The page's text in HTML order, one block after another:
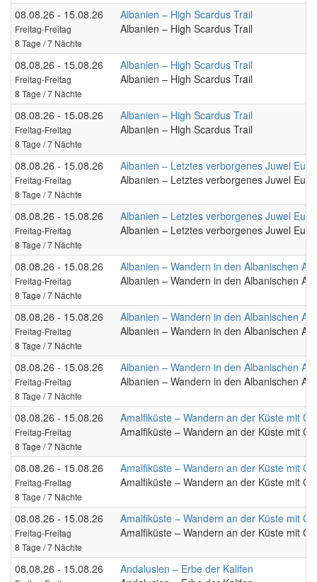
08.08.26 - 15.08.26
Freitag-Freitag
8 Tage / 7 Nächte
Albanien – High Scardus Trail
Albanien – High Scardus Trail
08.08.26 - 15.08.26
Freitag-Freitag
8 Tage / 7 Nächte
Albanien – High Scardus Trail
Albanien – High Scardus Trail
08.08.26 - 15.08.26
Freitag-Freitag
8 Tage / 7 Nächte
Albanien – High Scardus Trail
Albanien – High Scardus Trail
08.08.26 - 15.08.26
Freitag-Freitag
8 Tage / 7 Nächte
Albanien – Letztes verborgenes Juwel
Albanien – Letztes verborgenes Juwel
08.08.26 - 15.08.26
Freitag-Freitag
8 Tage / 7 Nächte
Albanien – Letztes verborgenes Juwel
Albanien – Letztes verborgenes Juwel
08.08.26 - 15.08.26
Freitag-Freitag
8 Tage / 7 Nächte
Albanien – Wandern in den Albanischen
Albanien – Wandern in den Albanischen
08.08.26 - 15.08.26
Freitag-Freitag
8 Tage / 7 Nächte
Albanien – Wandern in den Albanischen
Albanien – Wandern in den Albanischen
08.08.26 - 15.08.26
Freitag-Freitag
8 Tage / 7 Nächte
Albanien – Wandern in den Albanischen
Albanien – Wandern in den Albanischen
08.08.26 - 15.08.26
Freitag-Freitag
8 Tage / 7 Nächte
Amalfiküste – Wandern an der Küste mit
Amalfiküste – Wandern an der Küste mit
08.08.26 - 15.08.26
Freitag-Freitag
8 Tage / 7 Nächte
Amalfiküste – Wandern an der Küste mit
Amalfiküste – Wandern an der Küste mit
08.08.26 - 15.08.26
Freitag-Freitag
8 Tage / 7 Nächte
Amalfiküste – Wandern an der Küste mit
Amalfiküste – Wandern an der Küste mit
08.08.26 - 15.08.26
Andalusien – Erbe der Kalifen